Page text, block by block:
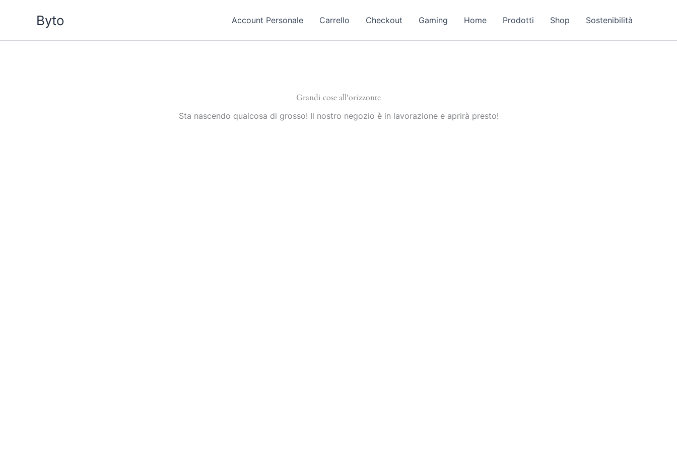
Byto Account Personale Carrello Checkout Gaming Home Prodotti Shop Sostenibilità
Grandi cose all'orizzonte
Sta nascendo qualcosa di grosso! Il nostro negozio è in lavorazione e aprirà presto!